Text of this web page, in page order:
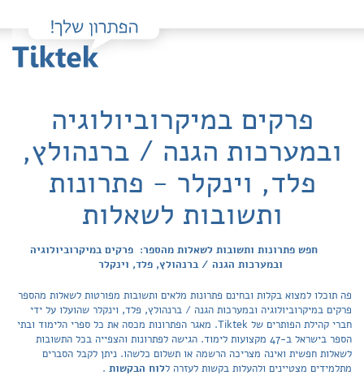
פרקים במיקרוביולוגיה
ובמערכות הגנה / ברנהולץ,
פלד, וינקלר - פתרונות
ותשובות לשאלות
חפש פתרונות ותשובות לשאלות מהספר: פרקים במיקרוביולוגיה
ובמערכות הגנה / ברנהולץ, פלד, וינקלר
פה תוכלו למצוא בקלות ובחינם פתרונות מלאים ותשובות מפורטות לשאלות מהספר
פרקים במיקרוביולוגיה ובמערכות הגנה / ברנהולץ, פלד, וינקלר שהועלו על ידי
חברי קהילת הפותרים של Tiktek. מאגר הפתרונות מכסה את כל ספרי הלימוד ובתי
הספר בישראל ב-47 מקצועות לימוד. הגישה לפתרונות והצפייה בכל התשובות
לשאלות חפשית ואינה מצריכה הרשמה או תשלום כלשהו. ניתן לקבל הסברים
מתלמידים מצטיינים ולהעלות בקשות לעזרה ללוח הבקשות .